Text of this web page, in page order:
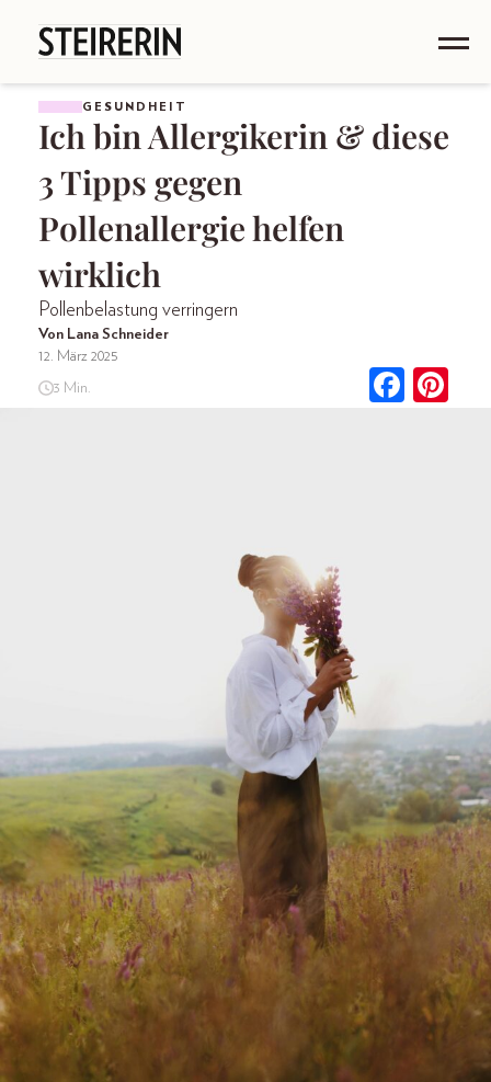
GESUNDHEIT
Ich bin Allergikerin & diese
3 Tipps gegen
Pollenallergie helfen
wirklich
Pollenbelastung verringern
Von Lana Schneider
12. März 2025
3 Min.